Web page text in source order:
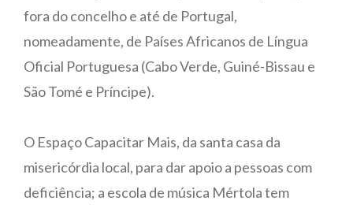
fora do concelho e até de Portugal,
nomeadamente, de Países Africanos de Língua
Oficial Portuguesa (Cabo Verde, Guiné-Bissau e
São Tomé e Príncipe).
O Espaço Capacitar Mais, da santa casa da
misericórdia local, para dar apoio a pessoas com
deficiência; a escola de música Mértola tem